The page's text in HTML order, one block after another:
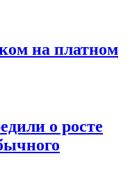
на платном
о росте